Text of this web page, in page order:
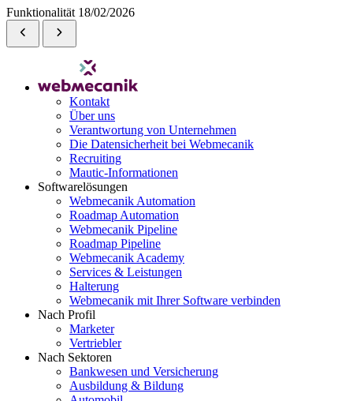
Funktionalität 18/02/2026
Kontakt
Über uns
Verantwortung von Unternehmen
Die Datensicherheit bei Webmecanik
Recruiting
Mautic-Informationen
Softwarelösungen
Webmecanik Automation
Roadmap Automation
Webmecanik Pipeline
Roadmap Pipeline
Webmecanik Academy
Services & Leistungen
Halterung
Webmecanik mit Ihrer Software verbinden
Nach Profil
Marketer
Vertriebler
Nach Sektoren
Bankwesen und Versicherung
Ausbildung & Bildung